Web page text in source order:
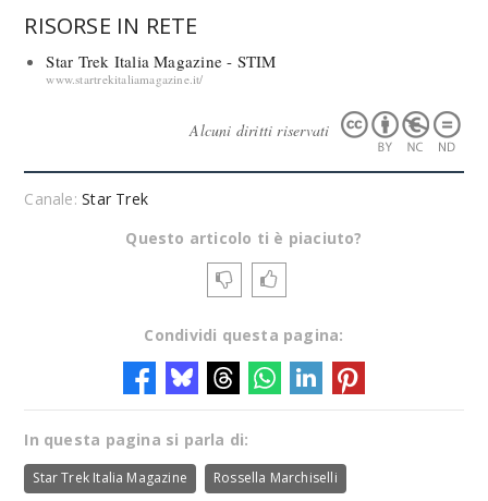
RISORSE IN RETE
Star Trek Italia Magazine - STIM
www.startrekitaliamagazine.it/
Alcuni diritti riservati
Canale:Star Trek
Questo articolo ti è piaciuto?
Condividi questa pagina:
In questa pagina si parla di:
Star Trek Italia Magazine Rossella Marchiselli